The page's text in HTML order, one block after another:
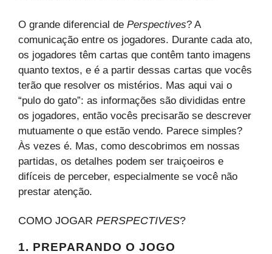
O grande diferencial de Perspectives? A
comunicação entre os jogadores. Durante cada ato,
os jogadores têm cartas que contêm tanto imagens
quanto textos, e é a partir dessas cartas que vocês
terão que resolver os mistérios. Mas aqui vai o
“pulo do gato”: as informações são divididas entre
os jogadores, então vocês precisarão se descrever
mutuamente o que estão vendo. Parece simples?
Às vezes é. Mas, como descobrimos em nossas
partidas, os detalhes podem ser traiçoeiros e
difíceis de perceber, especialmente se você não
prestar atenção.
COMO JOGAR PERSPECTIVES?
1. PREPARANDO O JOGO